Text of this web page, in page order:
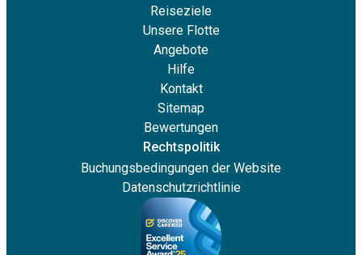
Reiseziele
Unsere Flotte
Angebote
Hilfe
Kontakt
Sitemap
Bewertungen
Rechtspolitik
Buchungsbedingungen der Website
Datenschutzrichtlinie